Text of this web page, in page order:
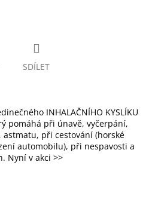
SDÍLET
INHALAČNÍHO KYSLÍKU
pomáhá při únavě, vyčerpání,
při cestování (horské
automobilu), při nespavosti a
Nyní v akci >>